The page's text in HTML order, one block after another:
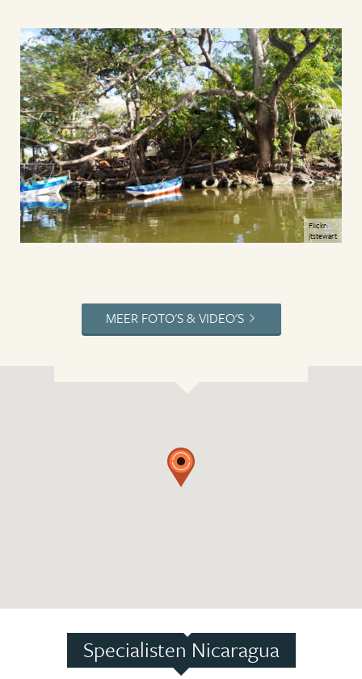
Flickr:
jtstewart
MEER FOTO'S & VIDEO'S
Specialisten Nicaragua